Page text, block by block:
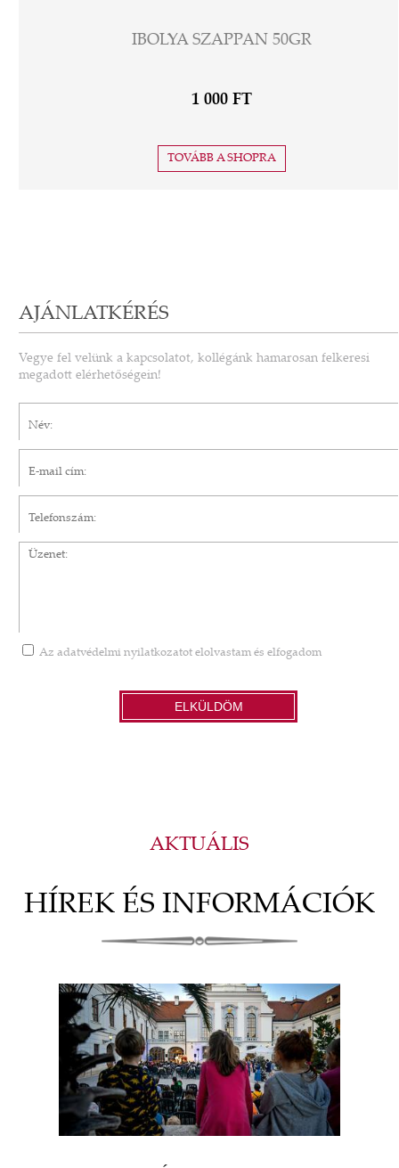
IBOLYA SZAPPAN 50GR
1 000 FT
TOVÁBB A SHOPRA
AJÁNLATKÉRÉS
Vegye fel velünk a kapcsolatot, kollégánk hamarosan felkeresi
megadott elérhetőségein!
Üzenet
Az adatvédelmi nyilatkozatot elolvastam és elfogadom
ELKÜLDÖM
AKTUÁLIS
HÍREK ÉS INFORMÁCIÓK